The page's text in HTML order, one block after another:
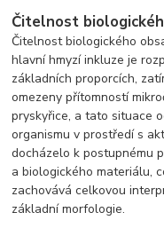
Čitelnost
Čitelnost biologického
hlavní hmyzí inkluze je
základních proporcích,
omezeny přítomností
pryskyřice, a tato situace
organismu v prostředí s
docházelo k postupnému
a biologického materiálu,
zachovává celkovou
základní morfologie.